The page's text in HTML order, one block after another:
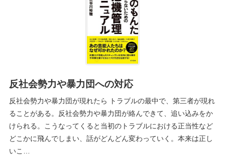
反社会勢力や暴力団への対応
反社会勢力や暴力団が現れたら トラブルの最中で、第三者が現れ
ることがある。反社会勢力や暴力団が絡んできて、追い込みをか
けられる。こうなってくると当初のトラブルにおける正当性など
どこかに飛んでしまい、話がどんどん変わっていく。本来は正し
いこ…